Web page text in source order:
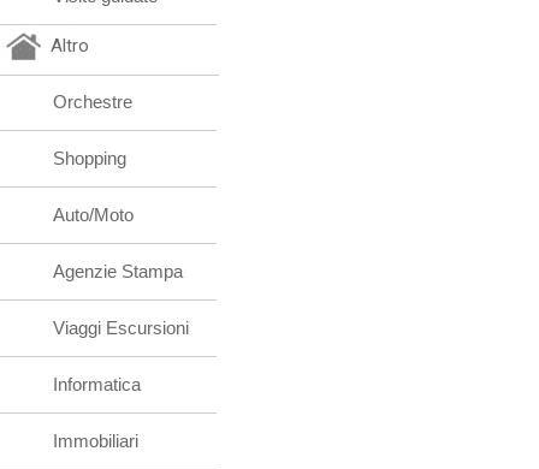
Altro
Orchestre
Shopping
Auto/Moto
Agenzie Stampa
Viaggi Escursioni
Informatica
Immobiliari